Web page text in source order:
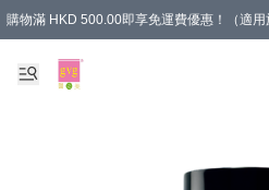
購物滿 HKD 500.00即享免運費優惠！（適